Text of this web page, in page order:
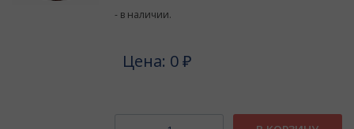
- в наличии.
Цена: 0 ₽